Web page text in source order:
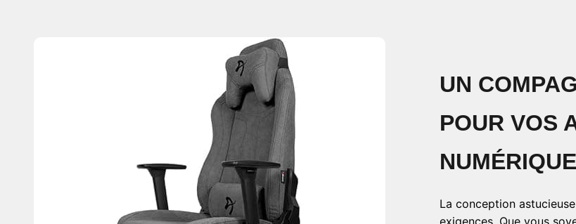
UN
POUR VOS
La conception
exigences. Que vous